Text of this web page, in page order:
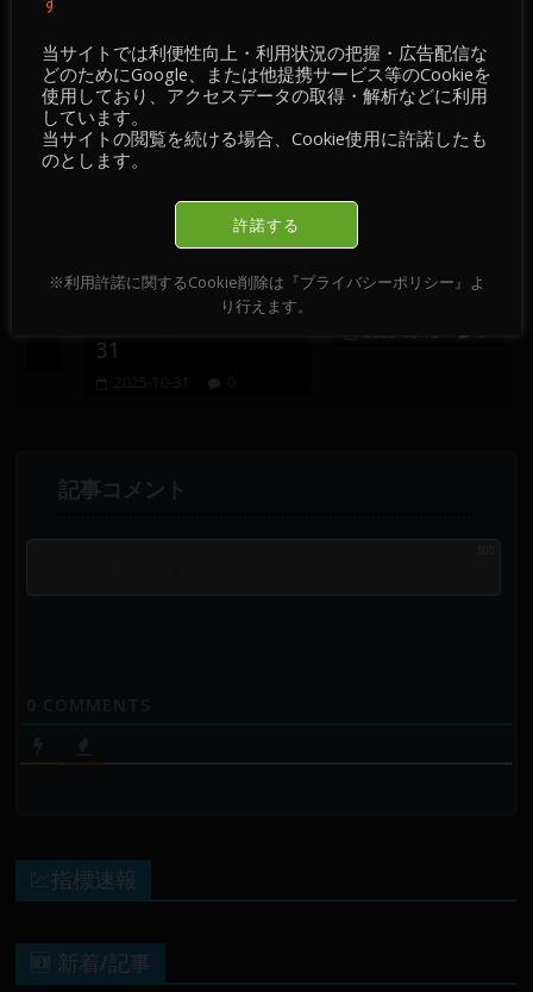
おすすめ記事
【 FX情報・経済指
標・経済ニュース・
掲示板／チャート・
2025-10-31
【 情報・掲示板／チ
ャート・チェック 】
2025-03-15・16
2025-03-15
💹指標速報
🆕 新着/記事
当サイトでは利便性向上・利用状況の把握・広告配信な
どのためにGoogle、または他提携サービス等のCookieを
使用しており、アクセスデータの取得・解析などに利用
しています。
当サイトの閲覧を続ける場合、Cookie使用に許諾したも
のとします。
許諾する
※利用許諾に関するCookie削除は『プライバシーポリシー』よ
り行えます。